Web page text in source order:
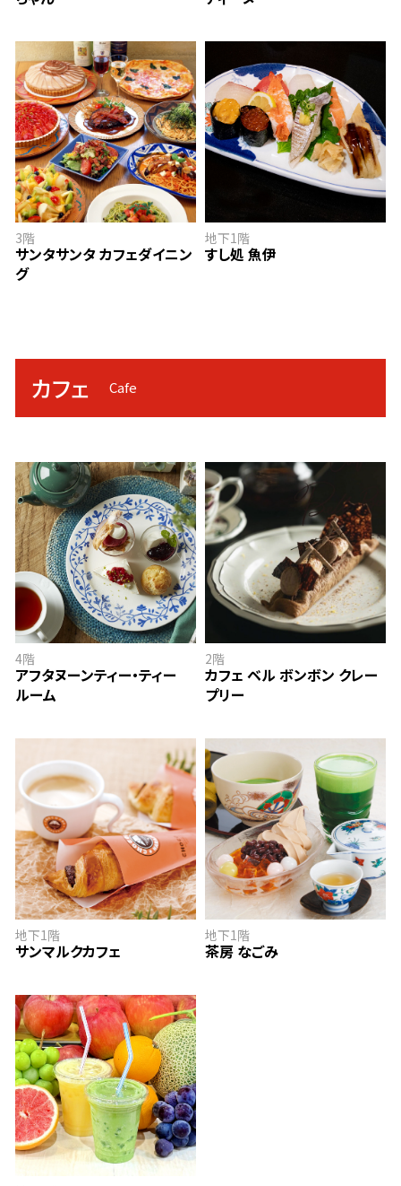
サンタサンタ カフェダイニング
3階
サンタサンタ カフェダイニン
グ
すし処 魚伊
地下1階
すし処 魚伊
カフェ
アフタヌーンティー・ティールーム
4階
アフタヌーンティー・ティー
ルーム
カフェ ベル ボンボン クレープリー
2階
カフェ ベル ボンボン クレー
プリー
サンマルクカフェ
地下1階
サンマルクカフェ
茶房 なごみ
地下1階
茶房 なごみ